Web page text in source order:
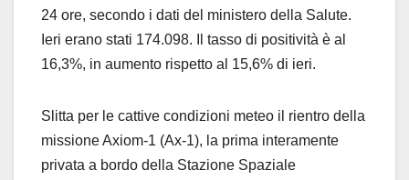
24 ore, secondo i dati del ministero della Salute.
Ieri erano stati 174.098. Il tasso di positività è al
16,3%, in aumento rispetto al 15,6% di ieri.
Slitta per le cattive condizioni meteo il rientro della
missione Axiom-1 (Ax-1), la prima interamente
privata a bordo della Stazione Spaziale